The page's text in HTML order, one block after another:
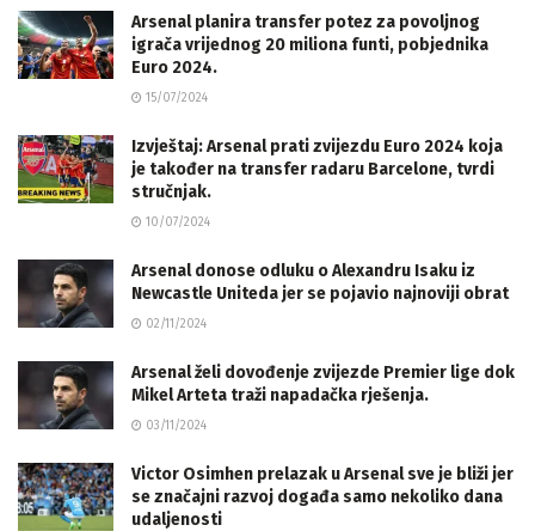
Arsenal planira transfer potez za povoljnog
igrača vrijednog 20 miliona funti, pobjednika
Euro 2024.
15/07/2024
Izvještaj: Arsenal prati zvijezdu Euro 2024 koja
je također na transfer radaru Barcelone, tvrdi
stručnjak.
10/07/2024
Arsenal donose odluku o Alexandru Isaku iz
Newcastle Uniteda jer se pojavio najnoviji obrat
02/11/2024
Arsenal želi dovođenje zvijezde Premier lige dok
Mikel Arteta traži napadačka rješenja.
03/11/2024
Victor Osimhen prelazak u Arsenal sve je bliži jer
se značajni razvoj događa samo nekoliko dana
udaljenosti